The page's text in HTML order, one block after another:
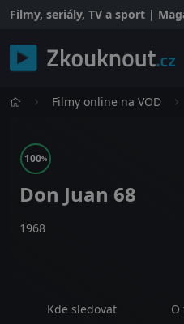
Filmy, seriály, TV a sport |
Filmy online na VOD
100%
Don Juan 68
1968
Kde sledovat O